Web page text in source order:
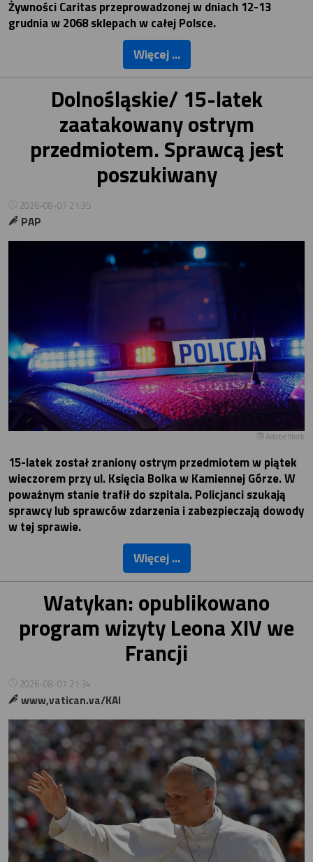
Żywności Caritas przeprowadzonej w dniach 12-13
grudnia w 2068 sklepach w całej Polsce.
Więcej ...
Dolnośląskie/ 15-latek
zaatakowany ostrym
przedmiotem. Sprawcą jest
poszukiwany
2026-08-07 21:35
PAP
Adobe Stock
15-latek został zraniony ostrym przedmiotem w piątek
wieczorem przy ul. Księcia Bolka w Kamiennej Górze. W
poważnym stanie trafił do szpitala. Policjanci szukają
sprawcy lub sprawców zdarzenia i zabezpieczają dowody
w tej sprawie.
Więcej ...
Watykan: opublikowano
program wizyty Leona XIV we
Francji
2026-08-07 21:34
www,vatican.va/KAI